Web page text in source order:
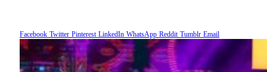
Facebook Twitter Pinterest LinkedIn WhatsApp Reddit Tumblr Email